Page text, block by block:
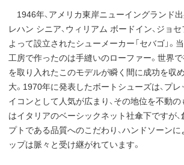
1946年、アメリカ東岸ニューイングランド
レハン シニア、ウィリアム ボードイン、ジョ
よって設立されたシューメーカー「セバゴ」。
工房で作ったのは手縫いのローファー。世界
を取り入れたこのモデルが瞬く間に成功を収
大。1970年に発表したボートシューズは、プ
イコンとして人気が広まり、その地位を不動の
はイタリアのベーシックネット社傘下ですが
プトである品質へのこだわり、ハンドソーン
ップは脈々と受け継がれています。